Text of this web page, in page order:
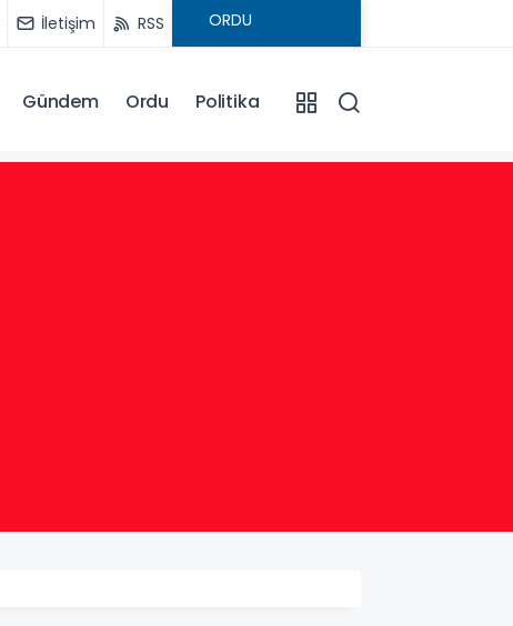
İletişim RSS
Gündem Ordu Politika